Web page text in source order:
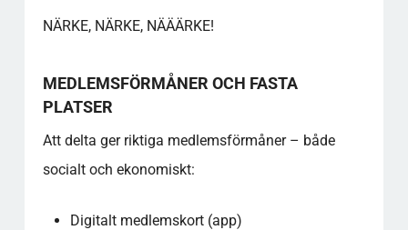
NÄRKE, NÄRKE, NÄÄÄRKE!
MEDLEMSFÖRMÅNER OCH FASTA
PLATSER
Att delta ger riktiga medlemsförmåner – både
socialt och ekonomiskt:
Digitalt medlemskort (app)